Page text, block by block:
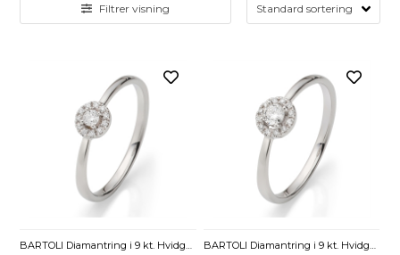
Filtrer visning
BARTOLI Diamantring i 9 kt. Hvidguld med Diamanter - 0,12 ct. BARTOLI Diamantring i 9 kt. Hvidguld med Diamanter - 0,17 ct.